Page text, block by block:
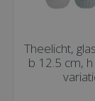
Theelicht,
b 12.5 cm,